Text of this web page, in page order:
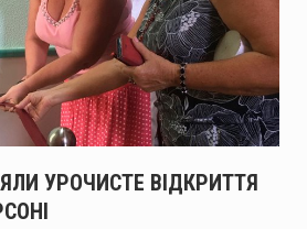
УРОЧИСТЕ ВІДКРИТТЯ